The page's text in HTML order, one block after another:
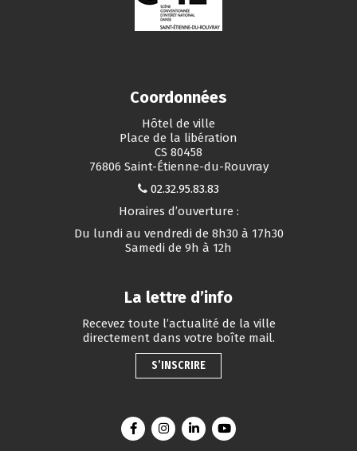
Coordonnées
Hôtel de ville
Place de la libération
CS 80458
76806 Saint-Étienne-du-Rouvray
02.32.95.83.83
Horaires d’ouverture :
Du lundi au vendredi de 8h30 à 17h30
Samedi de 9h à 12h
La lettre d’info
Recevez toute l’actualité de la ville
directement dans votre boîte mail.
S’INSCRIRE
Lien vers le compte Facebook
Lien vers le compte Instagram
Lien vers le compte Linkedin
Lien vers la chaîne